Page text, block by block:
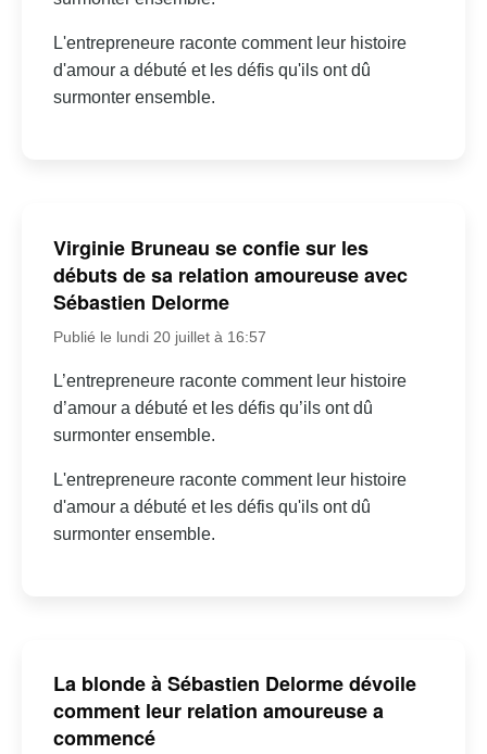
L'entrepreneure raconte comment leur histoire
d'amour a débuté et les défis qu'ils ont dû
surmonter ensemble.
Virginie Bruneau se confie sur les
débuts de sa relation amoureuse avec
Sébastien Delorme
Publié le lundi 20 juillet à 16:57
L’entrepreneure raconte comment leur histoire
d’amour a débuté et les défis qu’ils ont dû
surmonter ensemble.
L'entrepreneure raconte comment leur histoire
d'amour a débuté et les défis qu'ils ont dû
surmonter ensemble.
La blonde à Sébastien Delorme dévoile
comment leur relation amoureuse a
commencé